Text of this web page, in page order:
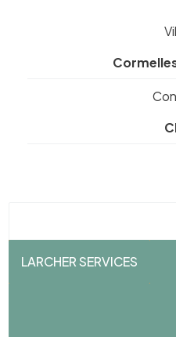
LARCHER SERVICES